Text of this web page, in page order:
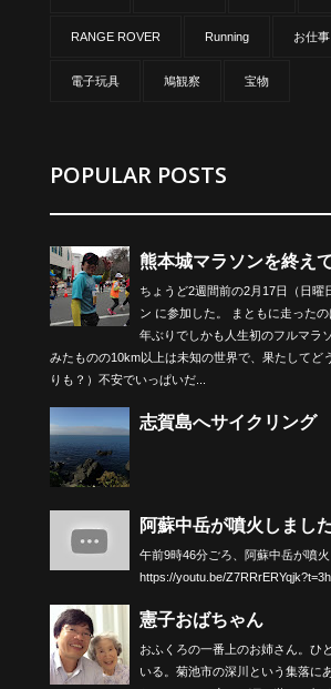
RANGE ROVER Running お仕事
電子玩具 鳩観察 宝物
POPULAR POSTS
熊本城マラソンを終え
ちょうど2週間前の2月17日（日曜
ン に参加した。 まともに走った
年ぶりでしかも人生初のフルマラ
みたものの10km以上は未知の世界で、果たしてど
りも？）不安でいっぱいだ...
志賀島へサイクリング
阿蘇中岳が噴火しまし
午前9時46分ごろ、阿蘇中岳が噴火
https://youtu.be/
憲子おばちゃん
おふくろの一番上のお姉さん。ひ
いる。菊池市の深川という集落に